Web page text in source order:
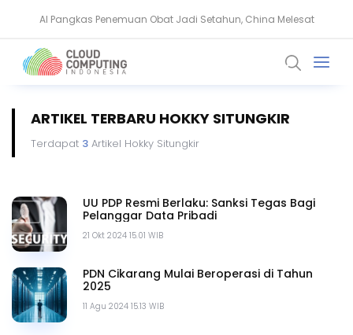
AI Pangkas Penemuan Obat Jadi Setahun, China Melesat
BeyondTrust Ungkap Bahaya Privileged Access bagi Perusahaan
ARTIKEL TERBARU HOKKY SITUNGKIR
Terdapat 3Artikel Hokky Situngkir
21 Okt 2024 15.01 WIB
UU PDP Resmi Berlaku: Sanksi Tegas Bagi
Pelanggar Data Pribadi
11 Agu 2024 15.13 WIB
PDN Cikarang Mulai Beroperasi di Tahun
2025